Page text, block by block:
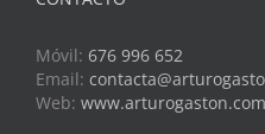
Móvil: 676 996 652
Email:
Web: www.arturogaston.com